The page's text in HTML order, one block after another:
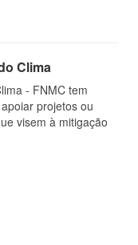
Clima
- FNMC tem
projetos ou
visem à mitigação